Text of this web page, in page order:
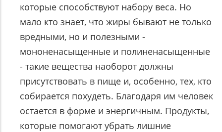
которые способствуют набору веса. Но
мало кто знает, что жиры бывают не только
вредными, но и полезными -
мононенасыщенные и полиненасыщенные
- такие вещества наоборот должны
присутствовать в пище и, особенно, тех, кто
собирается похудеть. Благодаря им человек
остается в форме и энергичным. Продукты,
которые помогают убрать лишние